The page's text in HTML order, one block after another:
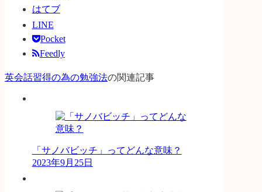
はてブ
LINE
Pocket
Feedly
英会話習得の為の勉強法の関連記事
「サノバビッチ」ってどんな意味？
2023年9月25日